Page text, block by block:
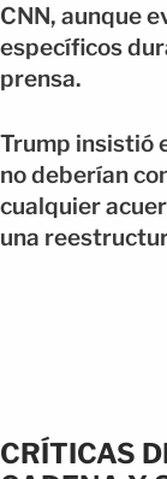
CNN, aunque
específicos
prensa.
Trump insistió
no deberían
cualquier
una
CRÍTICAS